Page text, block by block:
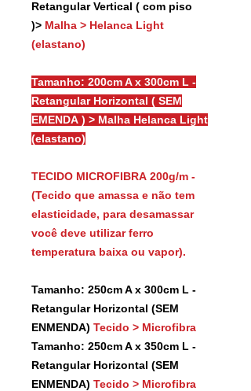
Retangular Vertical ( com piso
)> Malha > Helanca Light
(elastano)
Tamanho: 200cm A x 300cm L -
Retangular Horizontal ( SEM
EMENDA ) > Malha Helanca Light
(elastano)
TECIDO MICROFIBRA 200g/m -
(Tecido que amassa e não tem
elasticidade, para desamassar
você deve utilizar ferro
temperatura baixa ou vapor).
Tamanho: 250cm A x 300cm L -
Retangular Horizontal (SEM
ENMENDA) Tecido > Microfibra
Tamanho: 250cm A x 350cm L -
Retangular Horizontal (SEM
ENMENDA) Tecido > Microfibra